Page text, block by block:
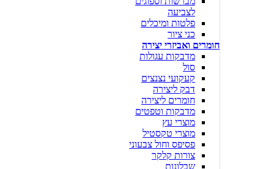
לצביעה
פלטות ומיכלים
כני ציור
חומרים ואביזרי יצירה
מדבקות עגולות
סול
קעקועי נצנצים
דבק ליצירה
חומרים ליצירה
מדבקות וטפטים
מוצרי עץ
מוצרי טקסטיל
פסיפס וחול צבעוני
צורות קלקר
שבלונות